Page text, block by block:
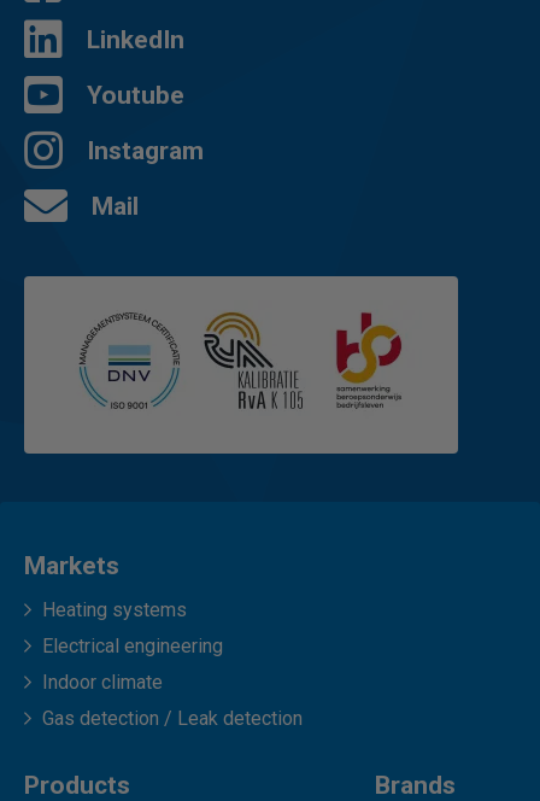
LinkedIn
Youtube
Instagram
Mail
Markets
Heating systems
Electrical engineering
Indoor climate
Gas detection / Leak detection
Products Brands